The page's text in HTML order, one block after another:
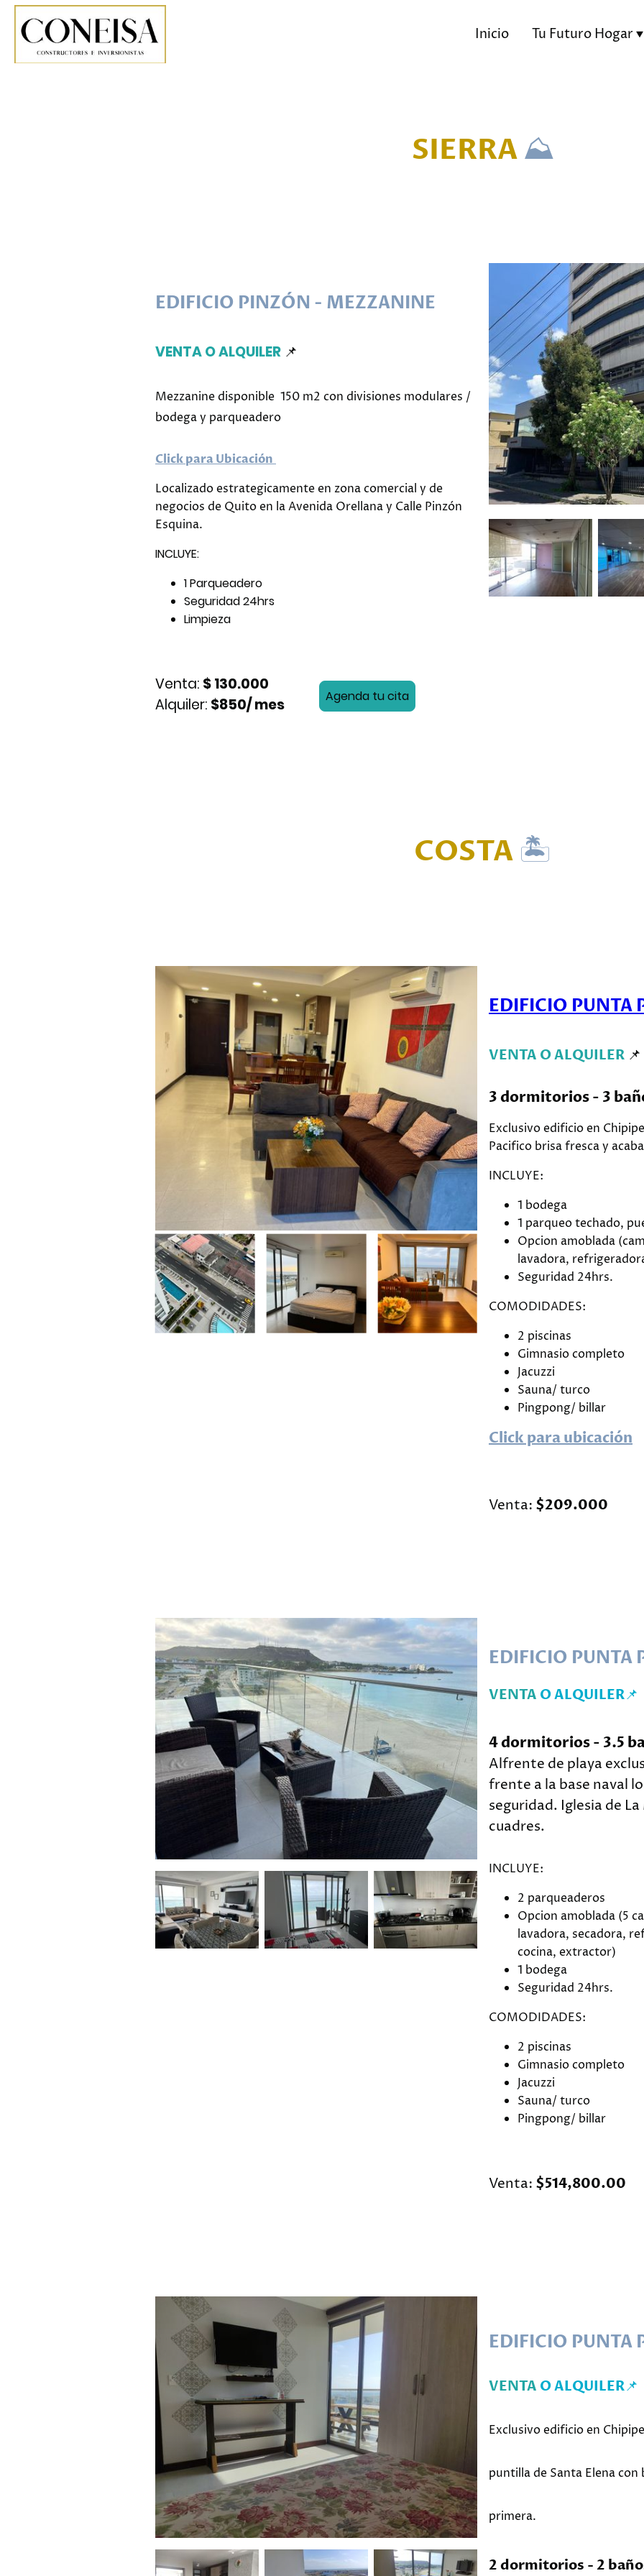
Inicio Tu Futuro Hogar
SIERRA⛰️
EDIFICIO PINZÓN - MEZZANINE
VENTA O ALQUILER 📌
Mezzanine disponible 150 m2 con divisiones modulares /
bodega y parqueadero
Click para Ubicación
Localizado estrategicamente en zona comercial y de
negocios de Quito en la Avenida Orellana y Calle Pinzón
Esquina.
INCLUYE:
1 Parqueadero
Seguridad 24hrs
Limpieza
Venta: $ 130.000
Alquiler: $850/ mes Agenda tu cita
COSTA 🏝️
EDIFICIO PUNTA
VENTA O ALQUILER 📌
3 dormitorios - 3
Exclusivo edificio en
Pacifico brisa fresca y
INCLUYE:
1 bodega
1 parqueo techado,
Opcion amoblada
lavadora,
Seguridad 24hrs.
COMODIDADES:
2 piscinas
Gimnasio completo
Jacuzzi
Sauna/ turco
Pingpong/ billar
Click para ubicación
Venta: $209.000
EDIFICIO PUNTA
VENTA O ALQUILER📌
4 dormitorios - 3.5
Alfrente de playa
frente a la base naval
seguridad. Iglesia de
cuadres.
INCLUYE:
2 parqueaderos
Opcion amoblada (5
lavadora, secadora,
cocina, extractor)
1 bodega
Seguridad 24hrs.
COMODIDADES:
2 piscinas
Gimnasio completo
Jacuzzi
Sauna/ turco
Pingpong/ billar
Venta: $514,800.00
EDIFICIO PUNTA
VENTA O ALQUILER📌
Exclusivo edificio en
puntilla de Santa Elena
primera.
2 dormitorios - 2